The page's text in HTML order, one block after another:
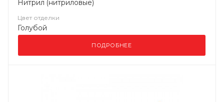
Нитрил (нитриловые)
Цвет отделки
Голубой
ПОДРОБНЕЕ